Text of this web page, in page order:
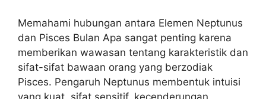
Memahami hubungan antara Elemen Neptunus
dan Pisces Bulan Apa sangat penting karena
memberikan wawasan tentang karakteristik dan
sifat-sifat bawaan orang yang berzodiak
Pisces. Pengaruh Neptunus membentuk intuisi
yang kuat, sifat sensitif, kecenderungan